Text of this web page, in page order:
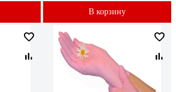
В корзину